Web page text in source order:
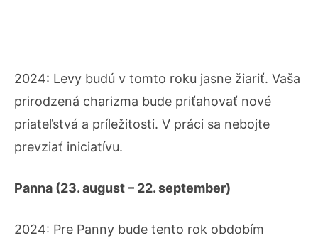
2024: Levy budú v tomto roku jasne žiariť. Vaša
prirodzená charizma bude priťahovať nové
priateľstvá a príležitosti. V práci sa nebojte
prevziať iniciatívu.
Panna (23. august – 22. september)
2024: Pre Panny bude tento rok obdobím